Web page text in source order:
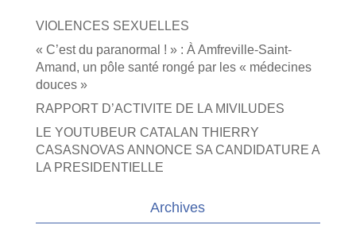
VIOLENCES SEXUELLES
« C’est du paranormal ! » : À Amfreville-Saint-
Amand, un pôle santé rongé par les « médecines
douces »
RAPPORT D’ACTIVITE DE LA MIVILUDES
LE YOUTUBEUR CATALAN THIERRY
CASASNOVAS ANNONCE SA CANDIDATURE A
LA PRESIDENTIELLE
Archives